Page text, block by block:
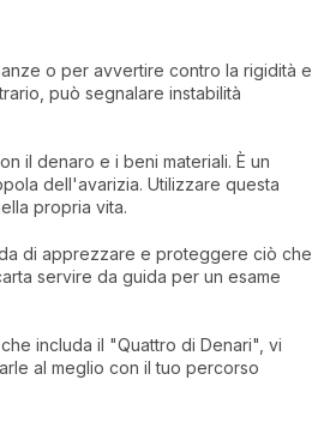
o per avvertire contro la rigidità e
può segnalare instabilità
il denaro e i beni materiali. È un
dell'avarizia. Utilizzare questa
propria vita.
di apprezzare e proteggere ciò che
servire da guida per un esame
includa il "Quattro di Denari", vi
al meglio con il tuo percorso